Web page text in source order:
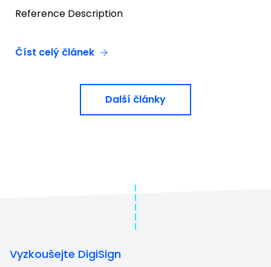
Reference Description
Číst celý článek
Další články
Vyzkoušejte DigiSign